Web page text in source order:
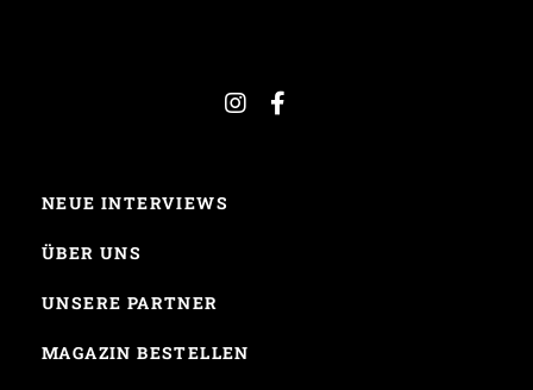
NEUE INTERVIEWS
ÜBER UNS
UNSERE PARTNER
MAGAZIN BESTELLEN